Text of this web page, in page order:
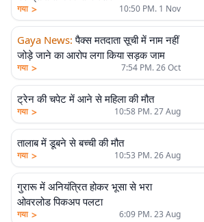
गया > 10:50 PM. 1 Nov
Gaya News: पैक्स मतदाता सूची में नाम नहीं
जोड़े जाने का आरोप लगा किया सड़क जाम
गया > 7:54 PM. 26 Oct
ट्रेन की चपेट में आने से महिला की मौत
गया > 10:58 PM. 27 Aug
तालाब में डूबने से बच्ची की मौत
गया > 10:53 PM. 26 Aug
गुरारू में अनियंत्रित होकर भूसा से भरा
ओवरलोड पिकअप पलटा
गया > 6:09 PM. 23 Aug